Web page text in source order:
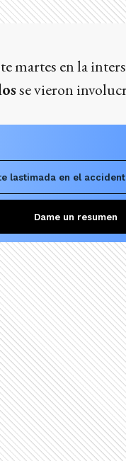
martes en la
se vieron
lastimada en el
Dame un resumen